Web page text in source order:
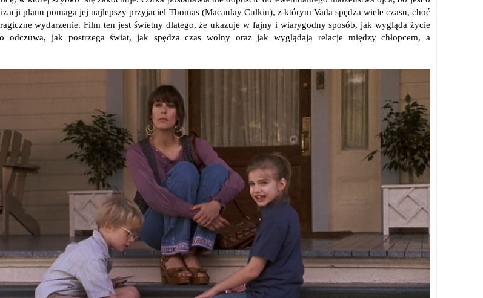
planu pomaga jej najlepszy przyjaciel Thomas (Macaulay Culkin), z którym Vada spędza wiele czasu, choć
wydarzenie. Film ten jest świetny dlatego, że ukazuje w fajny i wiarygodny sposób, jak wygląda życie
odczuwa, jak postrzega świat, jak spędza czas wolny oraz jak wyglądają relacje między chłopcem, a